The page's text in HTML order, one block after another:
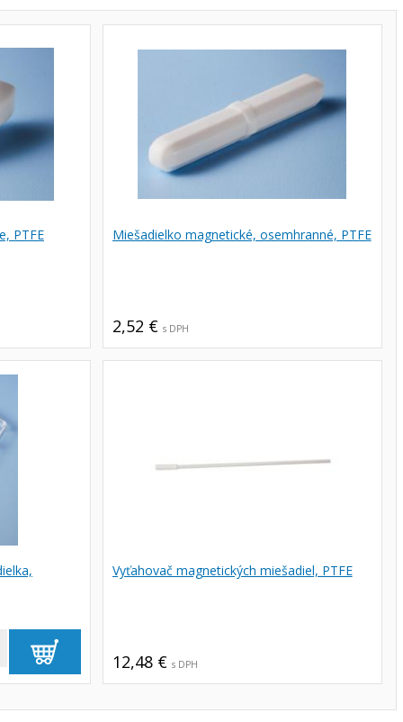
PTFE Miešadielko magnetické, osemhranné, PTFE
2,52 € s DPH
Vyťahovač magnetických miešadiel, PTFE
12,48 € s DPH